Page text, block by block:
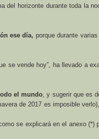
del horizonte durante toda la
ese día, porque durante
se vende hoy”, ha llevado a
el mundo , y sugerir que es
de 2017 es imposible
se explicará en el anexo (*)